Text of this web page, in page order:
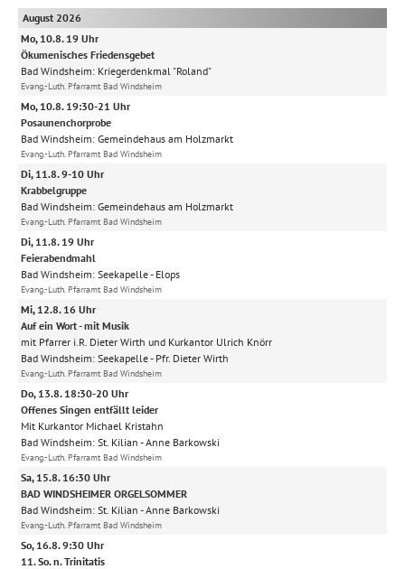
August 2026
Mo, 10.8. 19 Uhr
Ökumenisches Friedensgebet
Bad Windsheim: Kriegerdenkmal "Roland"
Evang.-Luth. Pfarramt Bad Windsheim
Mo, 10.8. 19:30-21 Uhr
Posaunenchorprobe
Bad Windsheim: Gemeindehaus am Holzmarkt
Evang.-Luth. Pfarramt Bad Windsheim
Di, 11.8. 9-10 Uhr
Krabbelgruppe
Bad Windsheim: Gemeindehaus am Holzmarkt
Evang.-Luth. Pfarramt Bad Windsheim
Di, 11.8. 19 Uhr
Feierabendmahl
Bad Windsheim: Seekapelle Elops
Evang.-Luth. Pfarramt Bad Windsheim
Mi, 12.8. 16 Uhr
Auf ein Wort - mit Musik
mit Pfarrer i.R. Dieter Wirth und Kurkantor Ulrich Knörr
Bad Windsheim: Seekapelle Pfr. Dieter Wirth
Evang.-Luth. Pfarramt Bad Windsheim
Do, 13.8. 18:30-20 Uhr
Offenes Singen entfällt leider
Mit Kurkantor Michael Kristahn
Bad Windsheim: St. Kilian Anne Barkowski
Evang.-Luth. Pfarramt Bad Windsheim
Sa, 15.8. 16:30 Uhr
BAD WINDSHEIMER ORGELSOMMER
Bad Windsheim: St. Kilian Anne Barkowski
Evang.-Luth. Pfarramt Bad Windsheim
So, 16.8. 9:30 Uhr
11. So. n. Trinitatis